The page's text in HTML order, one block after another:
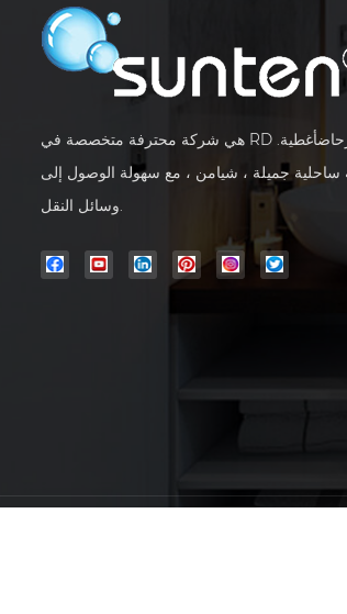
هي شركة محترفة متخصصة في RD وإنتاج مقاعد المرحاضأغطية.
جميلة ، شيامن ، مع سهولة الوصول إلى
وسائل النقل.